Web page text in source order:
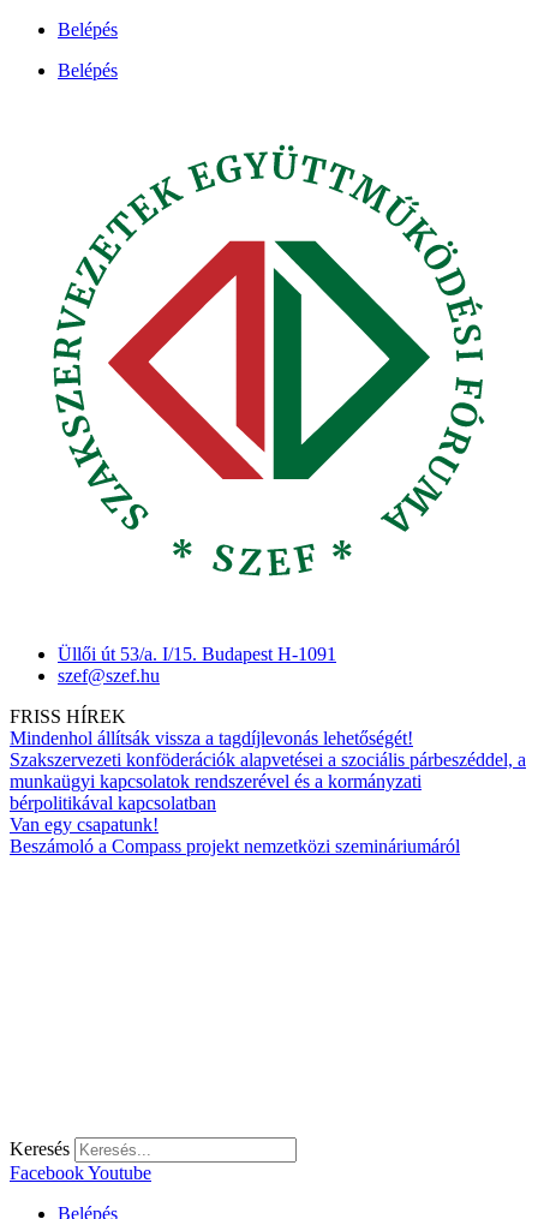
Ugrás
tartalomhoz
Belépés
Belépés
Üllői út 53/a. I/15. Budapest H-1091
szef@szef.hu
FRISS HÍREK
Mindenhol állítsák vissza a tagdíjlevonás lehetőségét!
Szakszervezeti konföderációk alapvetései a szociális párbeszéddel, a
munkaügyi kapcsolatok rendszerével és a kormányzati
bérpolitikával kapcsolatban
Van egy csapatunk!
Beszámoló a Compass projekt nemzetközi szemináriumáról
Keresés
FacebookYoutube
Belépés